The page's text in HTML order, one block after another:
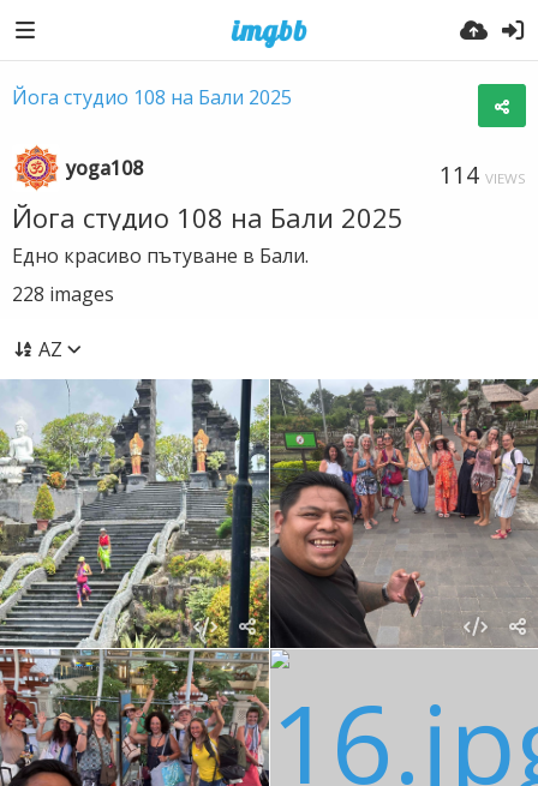
Йога студио 108 на Бали 2025
yoga108 114 VIEWS
Йога студио 108 на Бали 2025
Едно красиво пътуване в Бали.
228 images
AZ